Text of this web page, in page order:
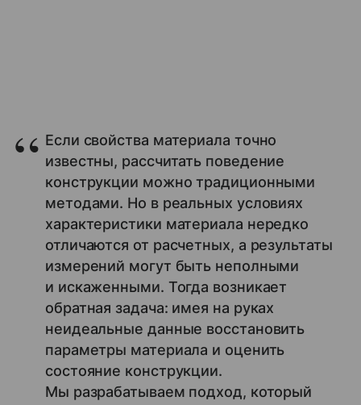
Если свойства материала точно
известны, рассчитать поведение
конструкции можно традиционными
методами. Но в реальных условиях
характеристики материала нередко
отличаются от расчетных, а результаты
измерений могут быть неполными
и искаженными. Тогда возникает
обратная задача: имея на руках
неидеальные данные восстановить
параметры материала и оценить
состояние конструкции.
Мы разрабатываем подход, который